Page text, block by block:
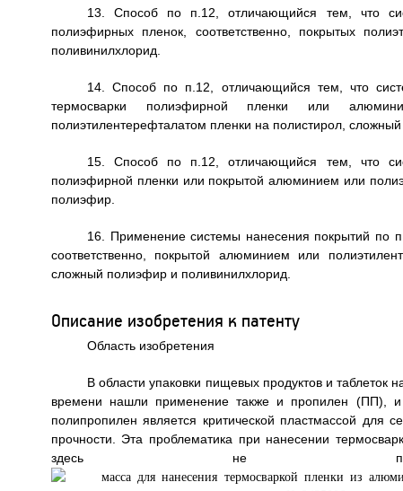
13. Способ по п.12, отличающийся тем, что
полиэфирных пленок, соответственно, покрытых
поливинилхлорид.
14. Способ по п.12, отличающийся тем, что
термосварки полиэфирной пленки или
полиэтилентерефталатом пленки на полистирол,
15. Способ по п.12, отличающийся тем, что
полиэфирной пленки или покрытой алюминием или
полиэфир.
16. Применение системы нанесения покрытий по
соответственно, покрытой алюминием или
сложный полиэфир и поливинилхлорид.
Описание изобретения к патенту
Область изобретения
В области упаковки пищевых продуктов и
времени нашли применение также и пропилен (ПП), и
полипропилен является критической пластмассой для
прочности. Эта проблематика при нанесении
здесь не